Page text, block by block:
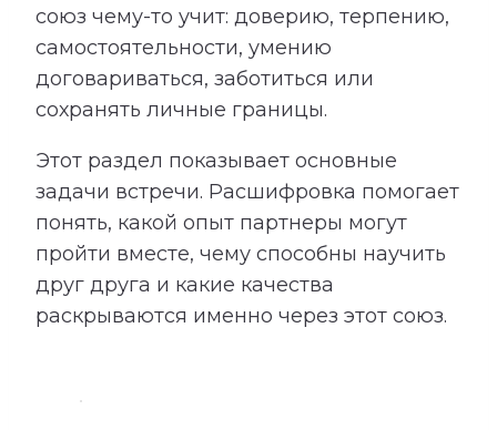
союз чему-то учит: доверию, терпению,
самостоятельности, умению
договариваться, заботиться или
сохранять личные границы.
Этот раздел показывает основные
задачи встречи. Расшифровка помогает
понять, какой опыт партнеры могут
пройти вместе, чему способны научить
друг друга и какие качества
раскрываются именно через этот союз.